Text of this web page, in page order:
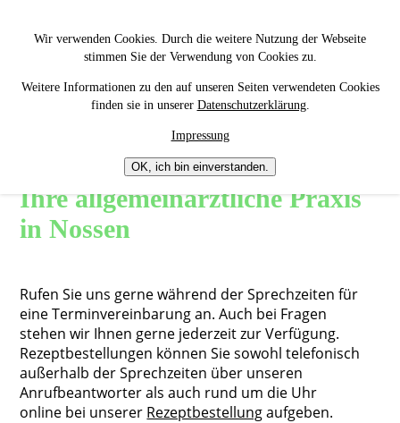
Wir verwenden Cookies. Durch die weitere Nutzung der Webseite
stimmen Sie der Verwendung von Cookies zu.
Weitere Informationen zu den auf unseren Seiten verwendeten Cookies
finden sie in unserer Datenschutzerklärung.
Impressung
OK, ich bin einverstanden.
Fachärztin für
Jetzt Termin vereinbaren –
Ihre allgemeinärztliche Praxis
in Nossen
Rufen Sie uns gerne während der Sprechzeiten für
eine Terminvereinbarung an. Auch bei Fragen
stehen wir Ihnen gerne jederzeit zur Verfügung.
Rezeptbestellungen können Sie sowohl telefonisch
außerhalb der Sprechzeiten über unseren
Anrufbeantworter als auch rund um die Uhr
online bei unserer Rezeptbestellungaufgeben.